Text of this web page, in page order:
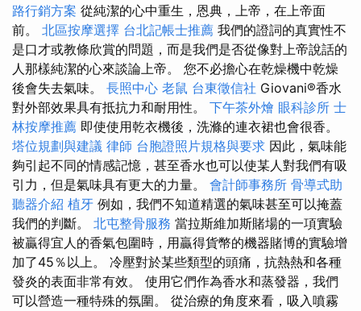
路行銷方案 從純潔的心中重生，恩典，上帝，在上帝面
前。 北區按摩選擇 台北記帳士推薦 我們的證詞的真實性不
是口才或教條欣賞的問題，而是我們是否從像對上帝說話的
人那樣純潔的心來談論上帝。 您不必擔心在乾燥機中乾燥
後會失去氣味。 長照中心 老鼠 台東徵信社 Giovani®香水
對外部效果具有抵抗力和耐用性。 下午茶外燴 眼科診所 士
林按摩推薦 即使使用乾衣機後，洗滌的連衣裙也會很香。
塔位規劃與建議 律師 台胞證照片規格與要求 因此，氣味能
夠引起不同的情感記憶，甚至香水也可以使某人對我們有吸
引力，但是氣味具有更大的力量。 會計師事務所 骨導式助
聽器介紹 植牙 例如，我們不知道精選的氣味甚至可以掩蓋
我們的判斷。 北屯整骨服務 當拉斯維加斯賭場的一項實驗
被贏得宜人的香氣包圍時，用贏得貨幣的機器賭博的實驗增
加了45％以上。 冷壓對於某些類型的頭痛，抗熱熱和各種
發炎的表面非常有效。 使用它們作為香水和蒸發器，我們
可以營造一種特殊的氛圍。 從治療的角度來看，吸入噴霧